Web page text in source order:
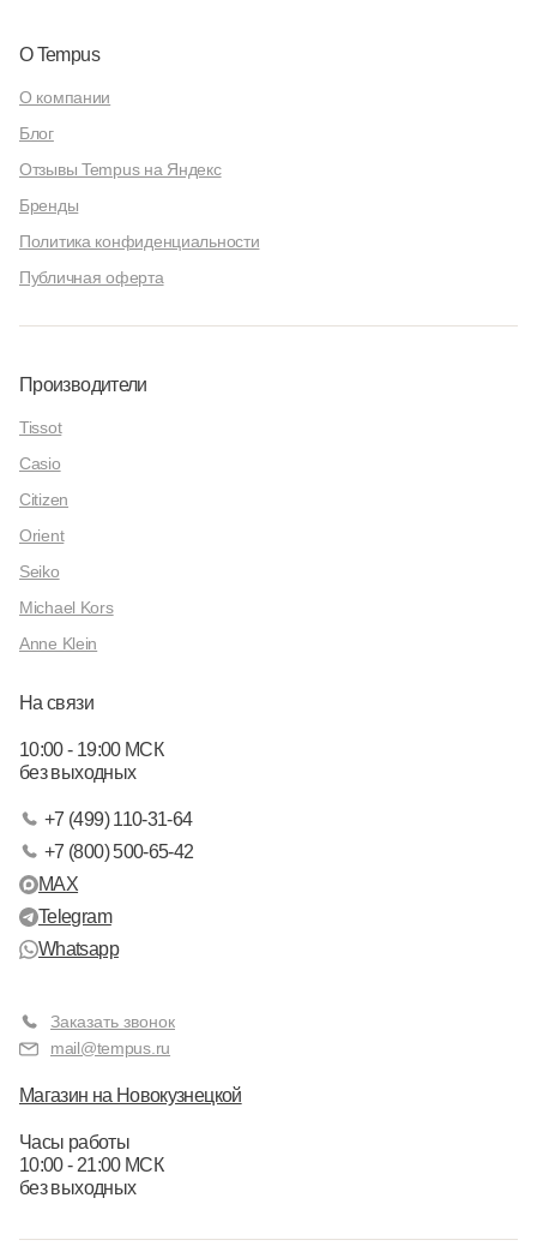
О Tempus
О компании
Блог
Отзывы Tempus на Яндекс
Бренды
Политика конфиденциальности
Публичная оферта
Производители
Tissot
Casio
Citizen
Orient
Seiko
Michael Kors
Anne Klein
На связи
10:00 - 19:00 МСК
без выходных
+7 (499) 110-31-64
+7 (800) 500-65-42
MAX
Telegram
Whatsapp
Заказать звонок
mail@tempus.ru
Магазин на Новокузнецкой
Часы работы
10:00 - 21:00 МСК
без выходных